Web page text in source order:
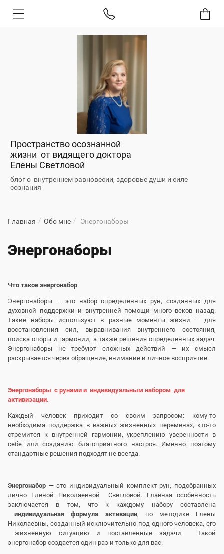
Пространство осознанной
жизни от видящего доктора
Елены Светловой
блог о внутреннем равновесии, здоровье души и силе
сознания
Главная / Обо мне / Энергонаборы
Энергонаборы
Что такое энергонабор
Энергонаборы — это набор определенных рун, созданных для
духовной поддержки и внутренней помощи много веков назад.
Такие наборы используют в разные моменты жизни — для
восстановления сил, выравнивания внутреннего состояния,
поиска опоры и гармонии, а также решения определенных задач.
Энергонаборы не требуют сложных действий — их смысл
раскрывается через обращение, внимание и личное восприятие.
Энергонаборы с рунами и индивидуальным набором для
активизации.
Каждый человек приходит со своим запросом: кому-то
необходима поддержка в важных жизненных переменах, кто-то
стремится к внутренней гармонии, укреплению уверенности в
себе или созданию благоприятного настроя. Именно поэтому
стандартные решения подходят не всегда.
Энергонабор — это индивидуальный комплект рун, подобранных
лично Еленой Николаевной Светловой. Главная особенность
заключается в том, что к каждому набору составлена
индивидуальная формула активации, по методике Елены
Николаевны, созданный исключительно под одного человека, его
жизненную ситуацию и поставленные задачи. Такой
энергонабор создается один раз и только для вас.